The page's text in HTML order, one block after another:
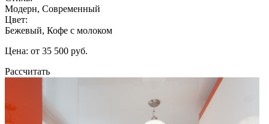
Модерн, Современный
Цвет:
Бежевый, Кофе с молоком
Цена: от 35 500 руб.
Рассчитать